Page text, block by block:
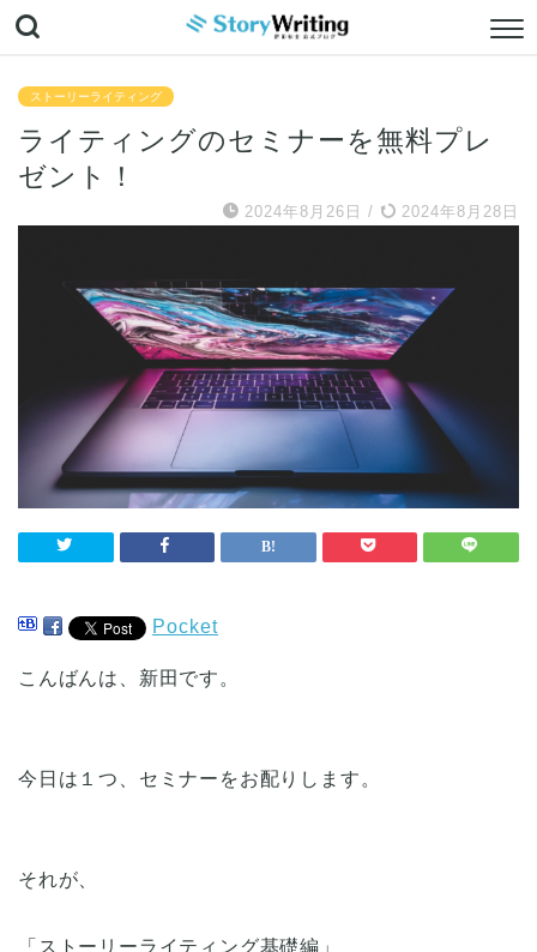
ストーリーライティング
ライティングのセミナーを無料プレ
ゼント！
2024年8月26日 / 2024年8月28日
Pocket
こんばんは、新田です。
今日は１つ、セミナーをお配りします。
それが、
「ストーリーライティング基礎編」